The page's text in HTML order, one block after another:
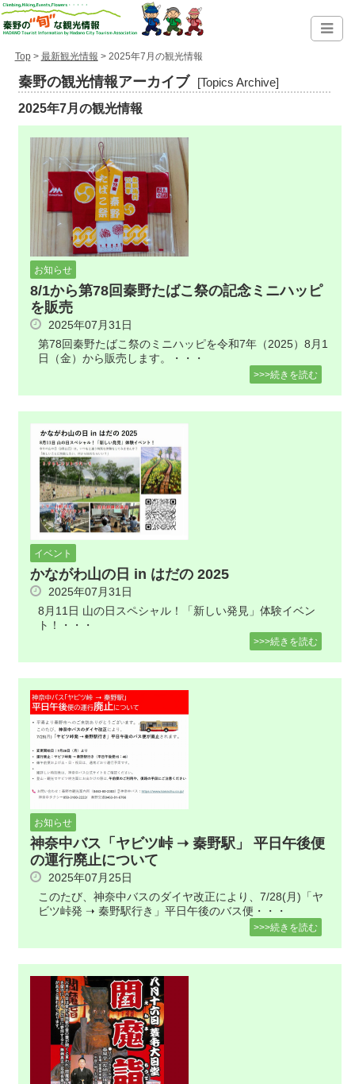
Top> 最新観光情報 > 2025年7月の観光情報
秦野の観光情報アーカイブ [Topics Archive]
2025年7月の観光情報
お知らせ
8/1から第78回秦野たばこ祭の記念ミニハッピ
を販売
2025年07月31日
第78回秦野たばこ祭のミニハッピを令和7年（2025）8月1
日（金）から販売します。・・・
>>>続きを読む
イベント
かながわ山の日 in はだの 2025
2025年07月31日
8月11日 山の日スペシャル！「新しい発見」体験イベン
ト！・・・
>>>続きを読む
お知らせ
神奈中バス「ヤビツ峠 ➝ 秦野駅」 平日午後便
の運行廃止について
2025年07月25日
このたび、神奈中バスのダイヤ改正により、7/28(月)「ヤ
ビツ峠発 ➝ 秦野駅行き」平日午後のバス便・・・
>>>続きを読む